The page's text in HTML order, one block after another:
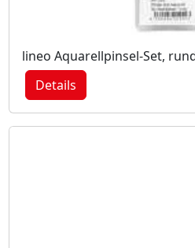
lineo Aquarellpinsel-Set,
Details